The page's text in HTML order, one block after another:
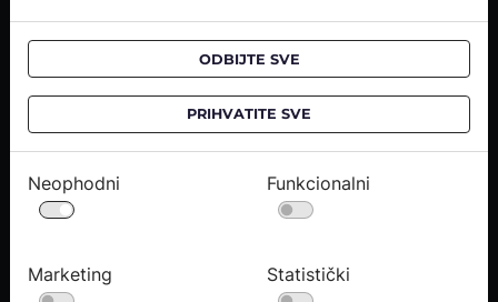
CROATA saloni
O NAMA
Kontaktirajte nas
Karijere
Uvjeti kupnje
ODBIJTE SVE
PRIHVATITE SVE
Neophodni Funkcionalni
Marketing Statistički